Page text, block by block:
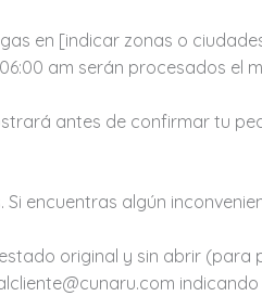
en [indicar zonas o
am serán procesados el
antes de confirmar tu
encuentras algún
original y sin abrir